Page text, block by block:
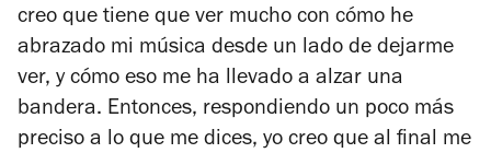
creo que tiene que ver mucho con cómo he
abrazado mi música desde un lado de dejarme
ver, y cómo eso me ha llevado a alzar una
bandera. Entonces, respondiendo un poco más
preciso a lo que me dices, yo creo que al final me